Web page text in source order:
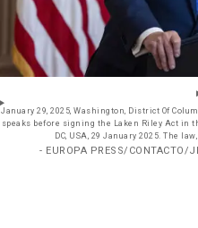
January 29, 2025, Washington, District Of
speaks before signing the Laken Riley Act in
DC, USA, 29 January 2025. The
- EUROPA PRESS/CONTACTO/